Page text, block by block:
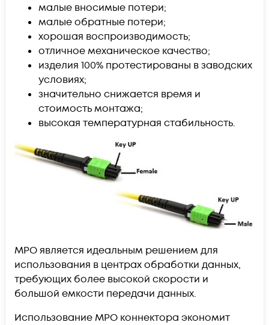
малые вносимые потери;
малые обратные потери;
хорошая воспроизводимость;
отличное механическое качество;
изделия 100% протестированы в заводских
условиях;
значительно снижается время и
стоимость монтажа;
высокая температурная стабильность.
MPO является идеальным решением для
использования в центрах обработки данных,
требующих более высокой скорости и
большой емкости передачи данных.
Использование МРО коннектора экономит